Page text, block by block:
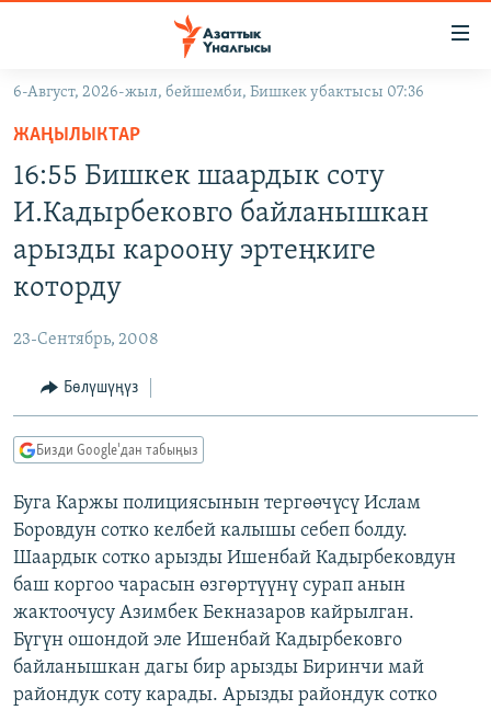
Навигацияга
өтүңүз
салыңыз
БҮГҮН АЗАТТЫКТА
ЭКСПЕРТТЕР ТАЛДАЙТ
БИЗ ЖАНА ДҮЙНӨ
ЭЖЕ-СИҢДИЛЕР
АЗАТТЫК+
ЫҢГАЙСЫЗ СУРООЛОР
ПОДКАСТ
ӨЗГӨЧӨ ПИКИР
Русский
ОНЛАЙН ШЕРИНЕ
ЭЕ/АРнун бардык сайттары
6-Август, 2026-жыл, бейшемби, Бишкек убактысы 07:36
ЖАҢЫЛЫКТАР
16:55 Бишкек шаардык соту
И.Кадырбековго байланышкан
арызды кароону эртеңкиге
которду
23-Сентябрь, 2008
Бөлүшүңүз
Бизди Google'дан табыңыз
Буга Каржы полициясынын тергөөчүсү Ислам
Боровдун сотко келбей калышы себеп болду.
Шаардык сотко арызды Ишенбай Кадырбековдун
баш коргоо чарасын өзгөртүүнү сурап анын
жактоочусу Азимбек Бекназаров кайрылган.
Бүгүн ошондой эле Ишенбай Кадырбековго
байланышкан дагы бир арызды Биринчи май
райондук соту карады. Арызды райондук сотко